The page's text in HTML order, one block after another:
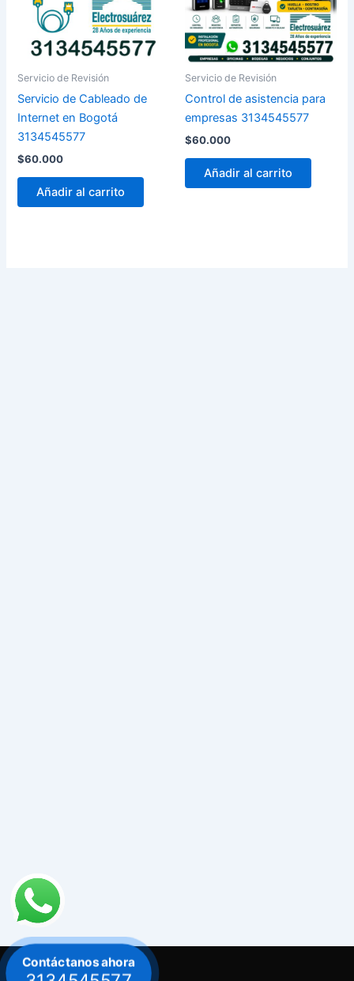
Servicio de Revisión
Servicio de Cableado de
Internet en Bogotá
3134545577
$60.000
Añadir al carrito
Servicio de Revisión
Control de asistencia para
empresas 3134545577
$60.000
Añadir al carrito
Contáctanos ahora